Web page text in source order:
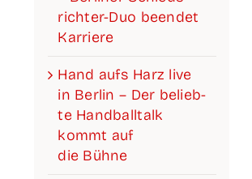
rich­­­ter-Duo been­det
Karriere
Hand aufs Harz live
in Ber­lin – Der belieb­
te Hand­ball­talk
kommt auf
die Bühne